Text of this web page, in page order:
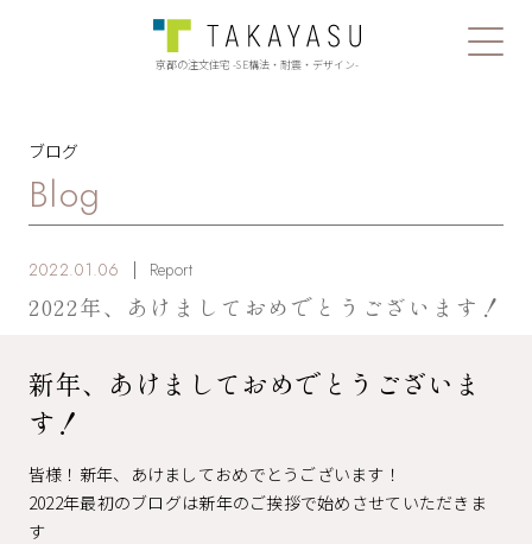
京都の注文住宅 -SE構法・耐震・デザイン-
ブログ
Blog
2022.01.06 Report
2022年、あけましておめでとうございます！
新年、あけましておめでとうございま
す！
皆様！新年、あけましておめでとうございます！
2022年最初のブログは新年のご挨拶で始めさせていただきま
す